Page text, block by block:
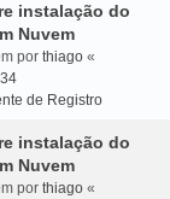
instalação do
Nuvem
por thiago «
de Registro
instalação do
Nuvem
por thiago «